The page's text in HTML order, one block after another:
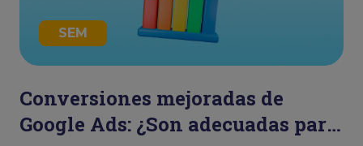
SEM
Conversiones mejoradas de
Google Ads: ¿Son adecuadas para